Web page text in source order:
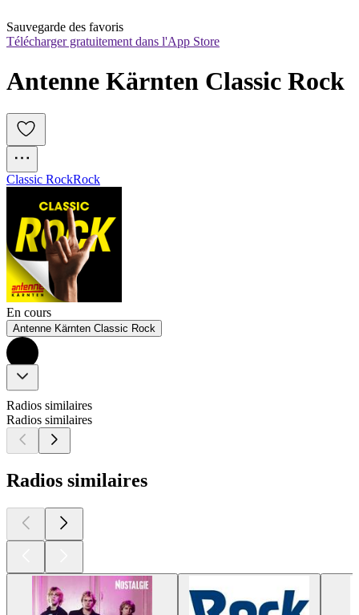
Sauvegarde des favoris
Télécharger gratuitement dans l'App Store
Antenne Kärnten Classic Rock
Classic RockRock
En cours
Antenne Kärnten Classic Rock
Radios similaires
Radios similaires
Radios similaires